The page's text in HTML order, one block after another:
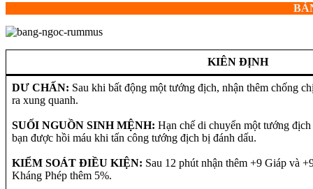
KIÊN ĐỊNH
DƯ CHẤN: Sau khi bất động một tướng địch, nhận thêm chống
ra xung quanh.
SUỐI NGUỒN SINH MỆNH: Hạn chế di chuyển một tướng
bạn được hồi máu khi tấn công tướng địch bị đánh dấu.
KIỂM SOÁT ĐIỀU KIỆN: Sau 12 phút nhận thêm +9 Giáp và
Kháng Phép thêm 5%.